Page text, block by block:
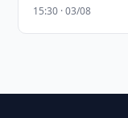
15:30 · 03/08